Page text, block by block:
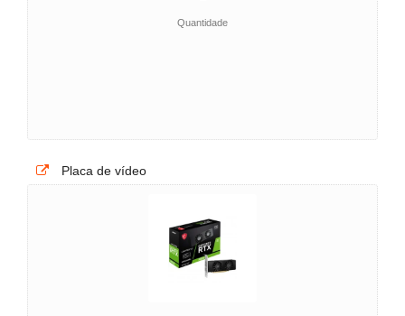
Quantidade
Placa de vídeo